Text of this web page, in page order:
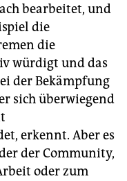
bearbeitet, und
die
die
würdigt und das
der Bekämpfung
sich überwiegend
erkennt. Aber es
der Community,
oder zum